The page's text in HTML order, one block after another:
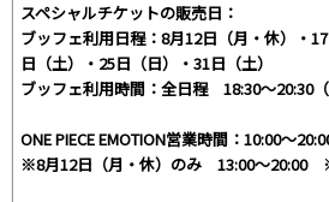
スペシャルチケットの販売日：
ブッフェ利用日程：8月12日（月・休）・
日（土）・25日（日）・31日（土）
ブッフェ利用時間：全日程 18:30～20:30（
ONE PIECE EMOTION営業時間：10:00
※8月12日（月・休）のみ 13:00～20:00